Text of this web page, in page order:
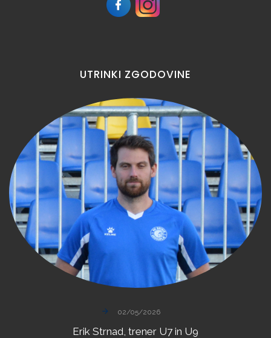
UTRINKI ZGODOVINE
02/05/2026
Erik Strnad, trener U7 in U9